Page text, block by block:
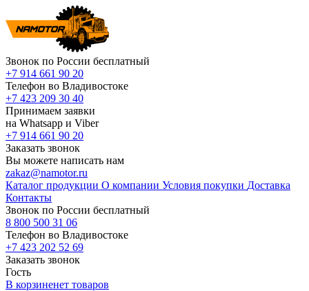
Звонок по России бесплатный
+7 914 661 90 20
Телефон во Владивостоке
+7 423 209 30 40
Принимаем заявки
на Whatsapp и Viber
+7 914 661 90 20
Заказать звонок
Вы можете написать нам
zakaz@namotor.ru
Каталог продукции О компании Условия покупки Доставка
Контакты
Звонок по России бесплатный
8 800 500 31 06
Телефон во Владивостоке
+7 423 202 52 69
Заказать звонок
Гость
В корзиненет товаров